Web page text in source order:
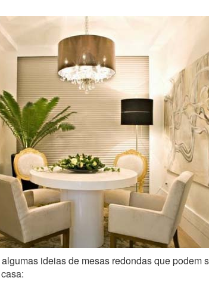
ideias de mesas redondas que podem